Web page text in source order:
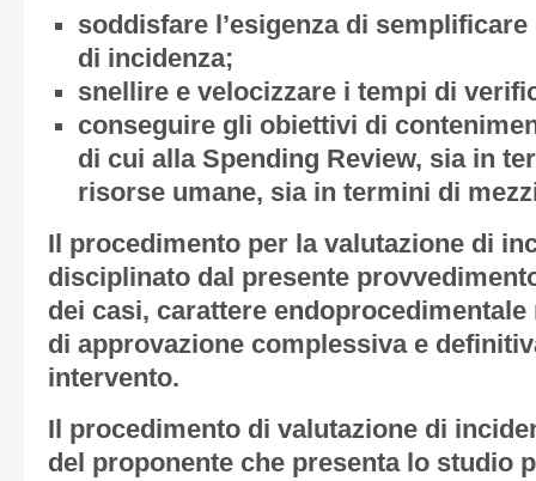
soddisfare l’esigenza di
di incidenza;
snellire e velocizzare i tempi di
conseguire gli obiettivi di
di cui alla Spending Review, sia in
risorse umane, sia in termini di
Il procedimento per la valutazione di
disciplinato dal presente
dei casi, carattere
di approvazione complessiva e
intervento.
Il procedimento di valutazione di
del proponente che presenta lo studio